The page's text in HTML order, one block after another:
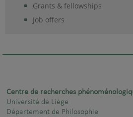
Grants & fellowships
Job offers
Centre de recherches
Université de Liège
Département de Philosophie